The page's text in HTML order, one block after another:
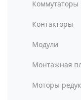
Коммутаторы
Контакторы
Модули
Монтажная
Моторы